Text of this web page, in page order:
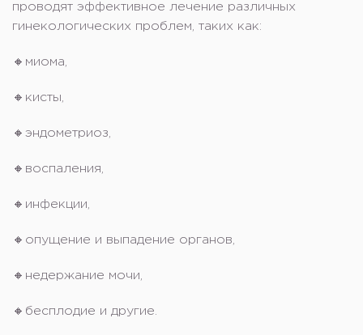
проводят эффективное лечение различных
гинекологических проблем, таких как:
🔸миома,
🔸кисты,
🔸эндометриоз,
🔸воспаления,
🔸инфекции,
🔸опущение и выпадение органов,
🔸недержание мочи,
🔸бесплодие и другие.